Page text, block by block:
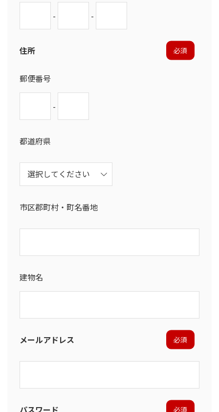
- -
住所 必須
郵便番号
-
都道府県
市区郡町村・町名番地
建物名
メールアドレス 必須
パスワード 必須